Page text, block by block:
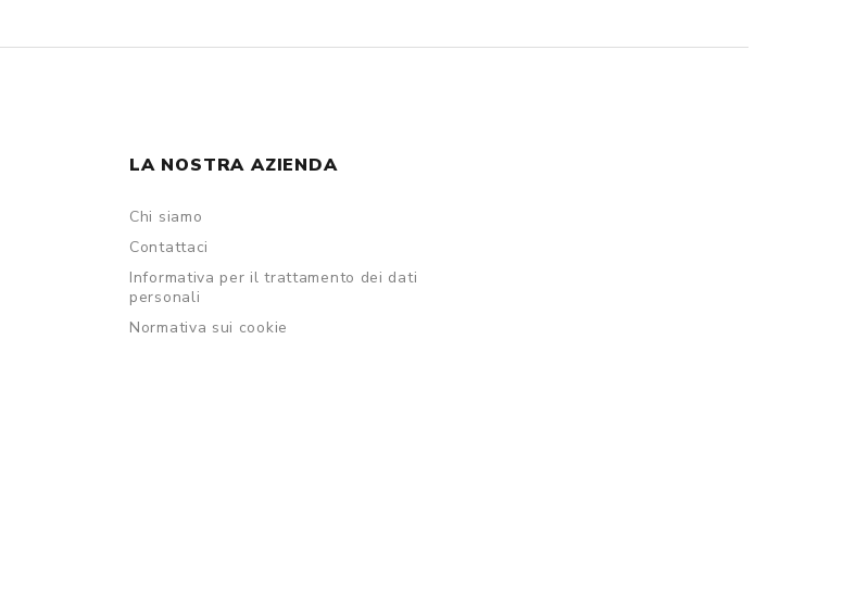
LA NOSTRA AZIENDA
Chi siamo
Contattaci
Informativa per il trattamento dei dati
personali
Normativa sui cookie